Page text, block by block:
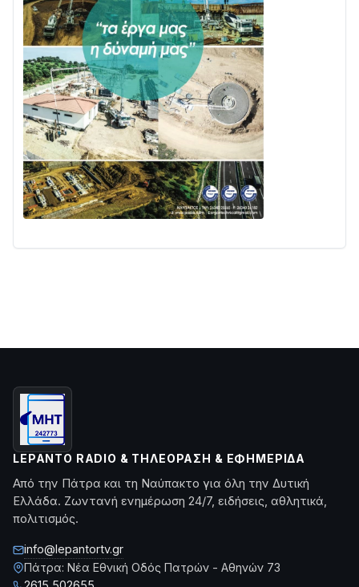
LEPANTO RADIO & ΤΗΛΕΌΡΑΣΗ & ΕΦΗΜΕΡΊΔΑ
Από την Πάτρα και τη Ναύπακτο για όλη την Δυτική
Ελλάδα. Ζωντανή ενημέρωση 24/7, ειδήσεις, αθλητικά,
πολιτισμός.
info@lepantortv.gr
Πάτρα: Νέα Εθνική Οδός Πατρών - Αθηνών 73